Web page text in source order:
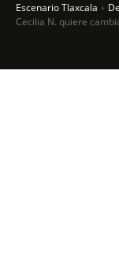
Escenario Tlaxcala
Cecilia N. quiere